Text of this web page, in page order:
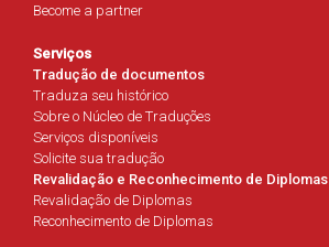
Become a partner
Serviços
Tradução de documentos
Traduza seu histórico
Sobre o Núcleo de Traduções
Serviços disponíveis
Solicite sua tradução
Revalidação e Reconhecimento de Diplomas
Revalidação de Diplomas
Reconhecimento de Diplomas